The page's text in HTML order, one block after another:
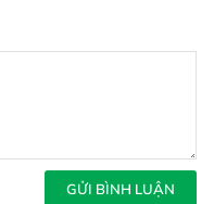
GỬI BÌNH LUẬN